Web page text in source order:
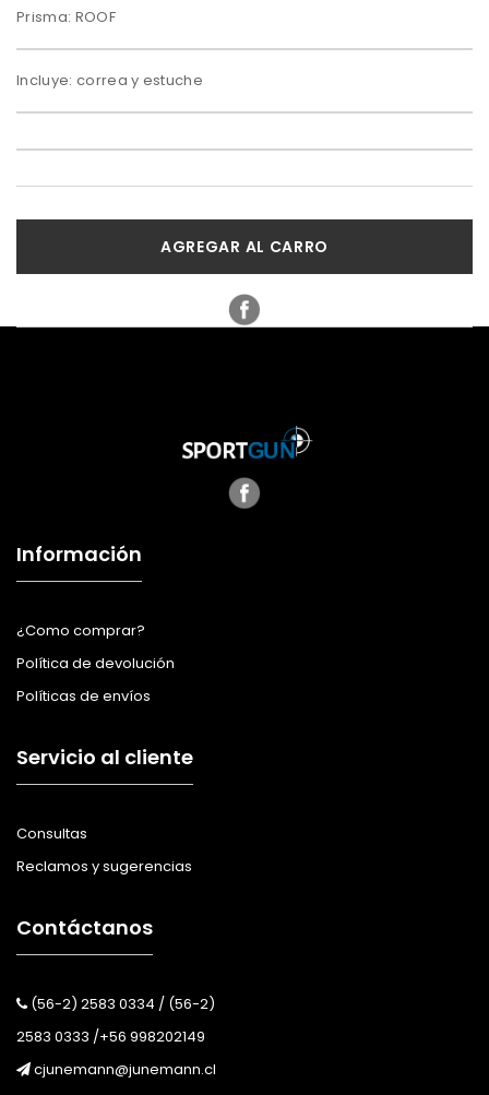
Prisma: ROOF
Incluye: correa y estuche
AGREGAR AL CARRO
Información
¿Como comprar?
Política de devolución
Políticas de envíos
Servicio al cliente
Consultas
Reclamos y sugerencias
Contáctanos
(56-2) 2583 0334 / (56-2)
2583 0333 /+56 998202149
cjunemann@junemann.cl